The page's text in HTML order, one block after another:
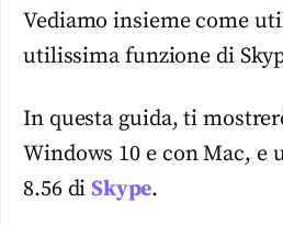
Vediamo insieme come
utilissima funzione di
In questa guida, ti
Windows 10 e con Mac, e
8.56 diSkype.